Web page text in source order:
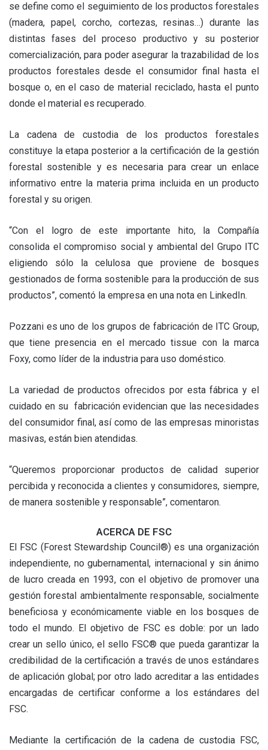
se define como el seguimiento de los productos forestales
(madera, papel, corcho, cortezas, resinas…) durante las
distintas fases del proceso productivo y su posterior
comercialización, para poder asegurar la trazabilidad de los
productos forestales desde el consumidor final hasta el
bosque o, en el caso de material reciclado, hasta el punto
donde el material es recuperado.
La cadena de custodia de los productos forestales
constituye la etapa posterior a la certificación de la gestión
forestal sostenible y es necesaria para crear un enlace
informativo entre la materia prima incluida en un producto
forestal y su origen.
“Con el logro de este importante hito, la Compañía
consolida el compromiso social y ambiental del Grupo ITC
eligiendo sólo la celulosa que proviene de bosques
gestionados de forma sostenible para la producción de sus
productos”, comentó la empresa en una nota en LinkedIn.
Pozzani es uno de los grupos de fabricación de ITC Group,
que tiene presencia en el mercado tissue con la marca
Foxy, como líder de la industria para uso doméstico.
La variedad de productos ofrecidos por esta fábrica y el
cuidado en su fabricación evidencian que las necesidades
del consumidor final, así como de las empresas minoristas
masivas, están bien atendidas.
“Queremos proporcionar productos de calidad superior
percibida y reconocida a clientes y consumidores, siempre,
de manera sostenible y responsable”, comentaron.
ACERCA DE FSC
El FSC (Forest Stewardship Council®) es una organización
independiente, no gubernamental, internacional y sin ánimo
de lucro creada en 1993, con el objetivo de promover una
gestión forestal ambientalmente responsable, socialmente
beneficiosa y económicamente viable en los bosques de
todo el mundo. El objetivo de FSC es doble: por un lado
crear un sello único, el sello FSC® que pueda garantizar la
credibilidad de la certificación a través de unos estándares
de aplicación global; por otro lado acreditar a las entidades
encargadas de certificar conforme a los estándares del
FSC.
Mediante la certificación de la cadena de custodia FSC,